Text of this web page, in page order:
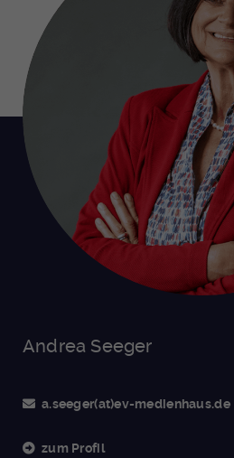
Andrea Seeger
a.seeger(at)ev-medienhaus.de
zum Profil